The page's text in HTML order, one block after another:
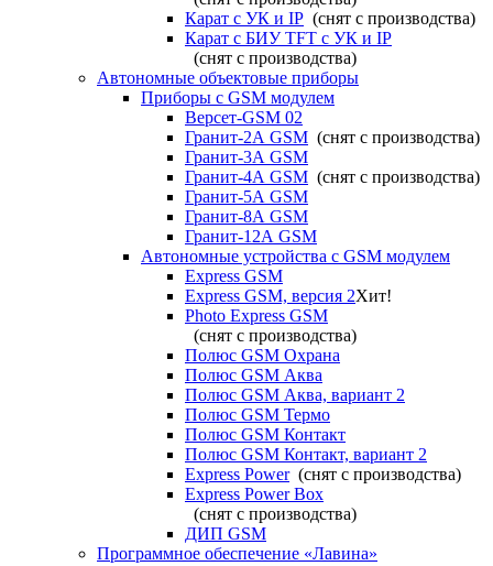
Карат с УК и IP (снят с производства)
Карат с БИУ TFT с УК и IP
(снят с производства)
Автономные объектовые приборы
Приборы с GSM модулем
Версет-GSM 02
Гранит-2А GSM (снят с производства)
Гранит-3А GSM
Гранит-4А GSM (снят с производства)
Гранит-5А GSM
Гранит-8А GSM
Гранит-12А GSM
Автономные устройства с GSM модулем
Express GSM
Express GSM, версия 2Хит!
Photo Express GSM
(снят с производства)
Полюс GSM Охрана
Полюс GSM Аква
Полюс GSM Аква, вариант 2
Полюс GSM Термо
Полюс GSM Контакт
Полюс GSM Контакт, вариант 2
Express Power(снят с производства)
Express Power Box
(снят с производства)
ДИП GSM
Программное обеспечение «Лавина»